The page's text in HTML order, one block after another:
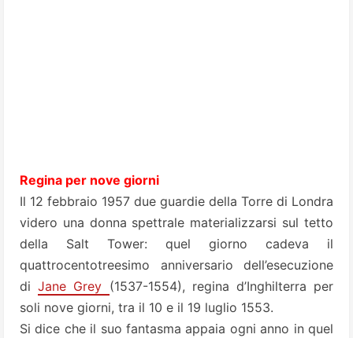
Regina per nove giorni
Il 12 febbraio 1957 due guardie della Torre di Londra
videro una donna spettrale materializzarsi sul tetto
della Salt Tower: quel giorno cadeva il
quattrocentotreesimo anniversario dell’esecuzione
diJane Grey (1537-1554), regina d’Inghilterra per
soli nove giorni, tra il 10 e il 19 luglio 1553.
Si dice che il suo fantasma appaia ogni anno in quel